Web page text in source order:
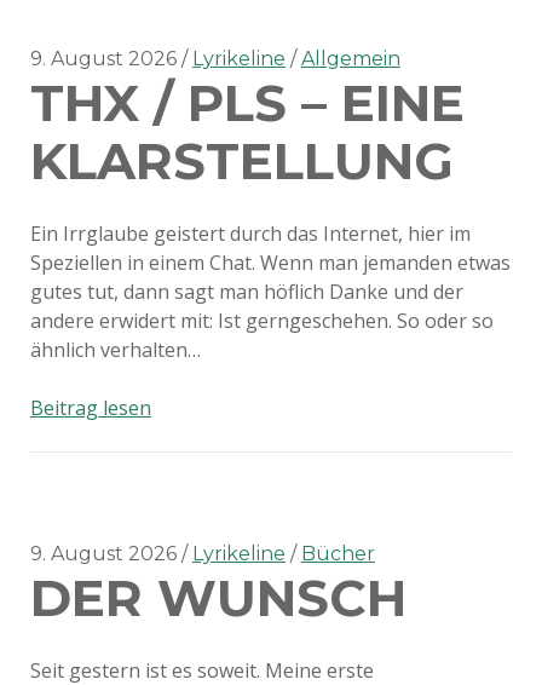
9. August 2026 Lyrikeline Allgemein
THX / PLS – EINE
KLARSTELLUNG
Ein Irrglaube geistert durch das Internet, hier im
Speziellen in einem Chat. Wenn man jemanden etwas
gutes tut, dann sagt man höflich Danke und der
andere erwidert mit: Ist gerngeschehen. So oder so
ähnlich verhalten…
Beitrag lesenThx
Klarstellung
9. August 2026 Lyrikeline Bücher
DER WUNSCH
Seit gestern ist es soweit. Meine erste